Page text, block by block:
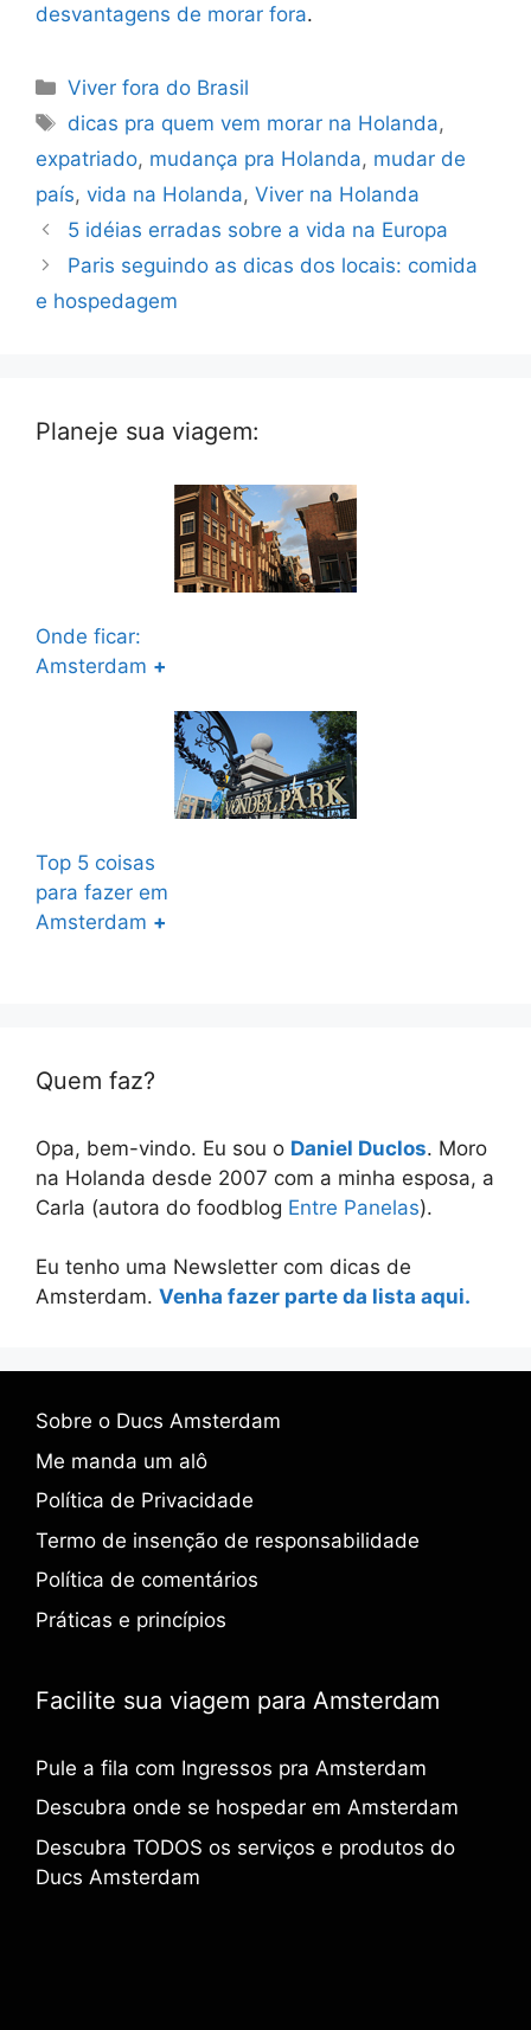
desvantagens de morar fora.
Categorias
Viver fora do Brasil
Tags
dicas pra quem vem morar na Holanda,
expatriado, mudança pra Holanda, mudar de
país, vida na Holanda, Viver na Holanda
5 idéias erradas sobre a vida na Europa
Paris seguindo as dicas dos locais: comida
e hospedagem
Planeje sua viagem:
Onde ficar:
Amsterdam +
Top 5 coisas
para fazer em
Amsterdam +
Quem faz?
Opa, bem-vindo. Eu sou o Daniel Duclos. Moro
na Holanda desde 2007 com a minha esposa, a
Carla (autora do foodblog Entre Panelas).
Eu tenho uma Newsletter com dicas de
Amsterdam. Venha fazer parte da lista aqui.
Sobre o Ducs Amsterdam
Me manda um alô
Política de Privacidade
Termo de insenção de responsabilidade
Política de comentários
Práticas e princípios
Facilite sua viagem para Amsterdam
Pule a fila com Ingressos pra Amsterdam
Descubra onde se hospedar em Amsterdam
Descubra TODOS os serviços e produtos do
Ducs Amsterdam